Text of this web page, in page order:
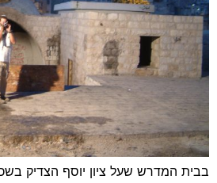
בבית המדרש שעל ציון יוסף הצדיק